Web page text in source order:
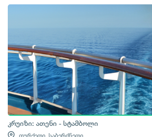
კრუიზი: ათენი - სტამბოლი
თურქეთი, საბერძნეთი